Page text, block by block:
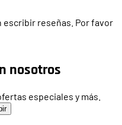
reseñas. Por favor
nosotros
especiales y más.